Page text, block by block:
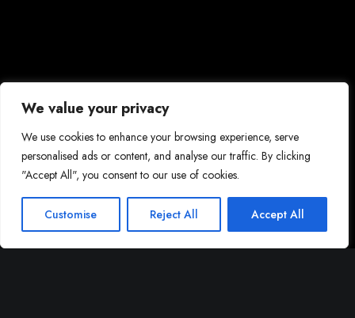
We value your privacy
We use cookies to enhance your browsing experience, serve
personalised ads or content, and analyse our traffic. By clicking
"Accept All", you consent to our use of cookies.
Customise Reject All Accept All